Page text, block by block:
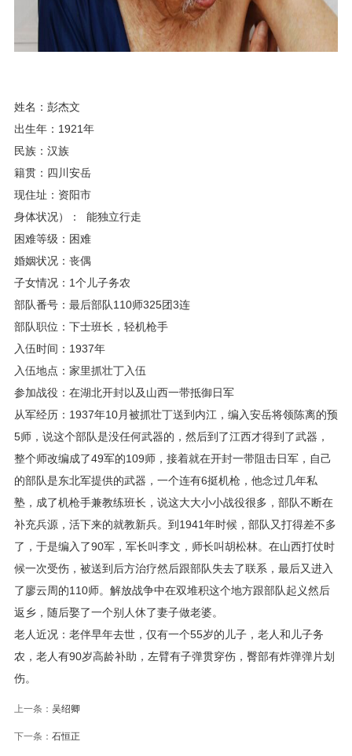
姓名：彭杰文
出生年：1921年
民族：汉族
籍贯：四川安岳
现住址：资阳市
身体状况）： 能独立行走
困难等级：困难
婚姻状况：丧偶
子女情况：1个儿子务农
部队番号：最后部队110师325团3连
部队职位：下士班长，轻机枪手
入伍时间：1937年
入伍地点：家里抓壮丁入伍
参加战役：在湖北开封以及山西一带抵御日军
从军经历：1937年10月被抓壮丁送到内江，编入安岳将领陈离的预
5师，说这个部队是没任何武器的，然后到了江西才得到了武器，
整个师改编成了49军的109师，接着就在开封一带阻击日军，自己
的部队是东北军提供的武器，一个连有6挺机枪，他念过几年私
塾，成了机枪手兼教练班长，说这大大小小战役很多，部队不断在
补充兵源，活下来的就教新兵。到1941年时候，部队又打得差不多
了，于是编入了90军，军长叫李文，师长叫胡松林。在山西打仗时
候一次受伤，被送到后方治疗然后跟部队失去了联系，最后又进入
了廖云周的110师。解放战争中在双堆积这个地方跟部队起义然后
返乡，随后娶了一个别人休了妻子做老婆。
老人近况：老伴早年去世，仅有一个55岁的儿子，老人和儿子务
农，老人有90岁高龄补助，左臂有子弹贯穿伤，臀部有炸弹弹片划
伤。
上一条： 吴绍卿
下一条： 石恒正